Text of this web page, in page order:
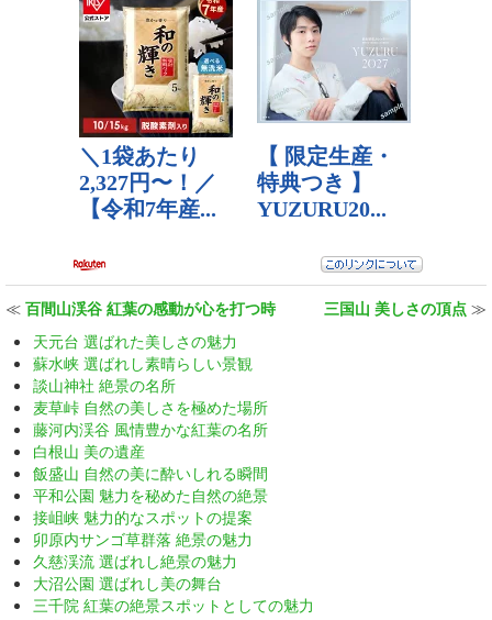
≪ 百間山渓谷 紅葉の感動が心を打つ時 三国山 美しさの頂点 ≫
天元台 選ばれた美しさの魅力
蘇水峡 選ばれし素晴らしい景観
談山神社 絶景の名所
麦草峠 自然の美しさを極めた場所
藤河内渓谷 風情豊かな紅葉の名所
白根山 美の遺産
飯盛山 自然の美に酔いしれる瞬間
平和公園 魅力を秘めた自然の絶景
接岨峡 魅力的なスポットの提案
卯原内サンゴ草群落 絶景の魅力
久慈渓流 選ばれし絶景の魅力
大沼公園 選ばれし美の舞台
三千院 紅葉の絶景スポットとしての魅力